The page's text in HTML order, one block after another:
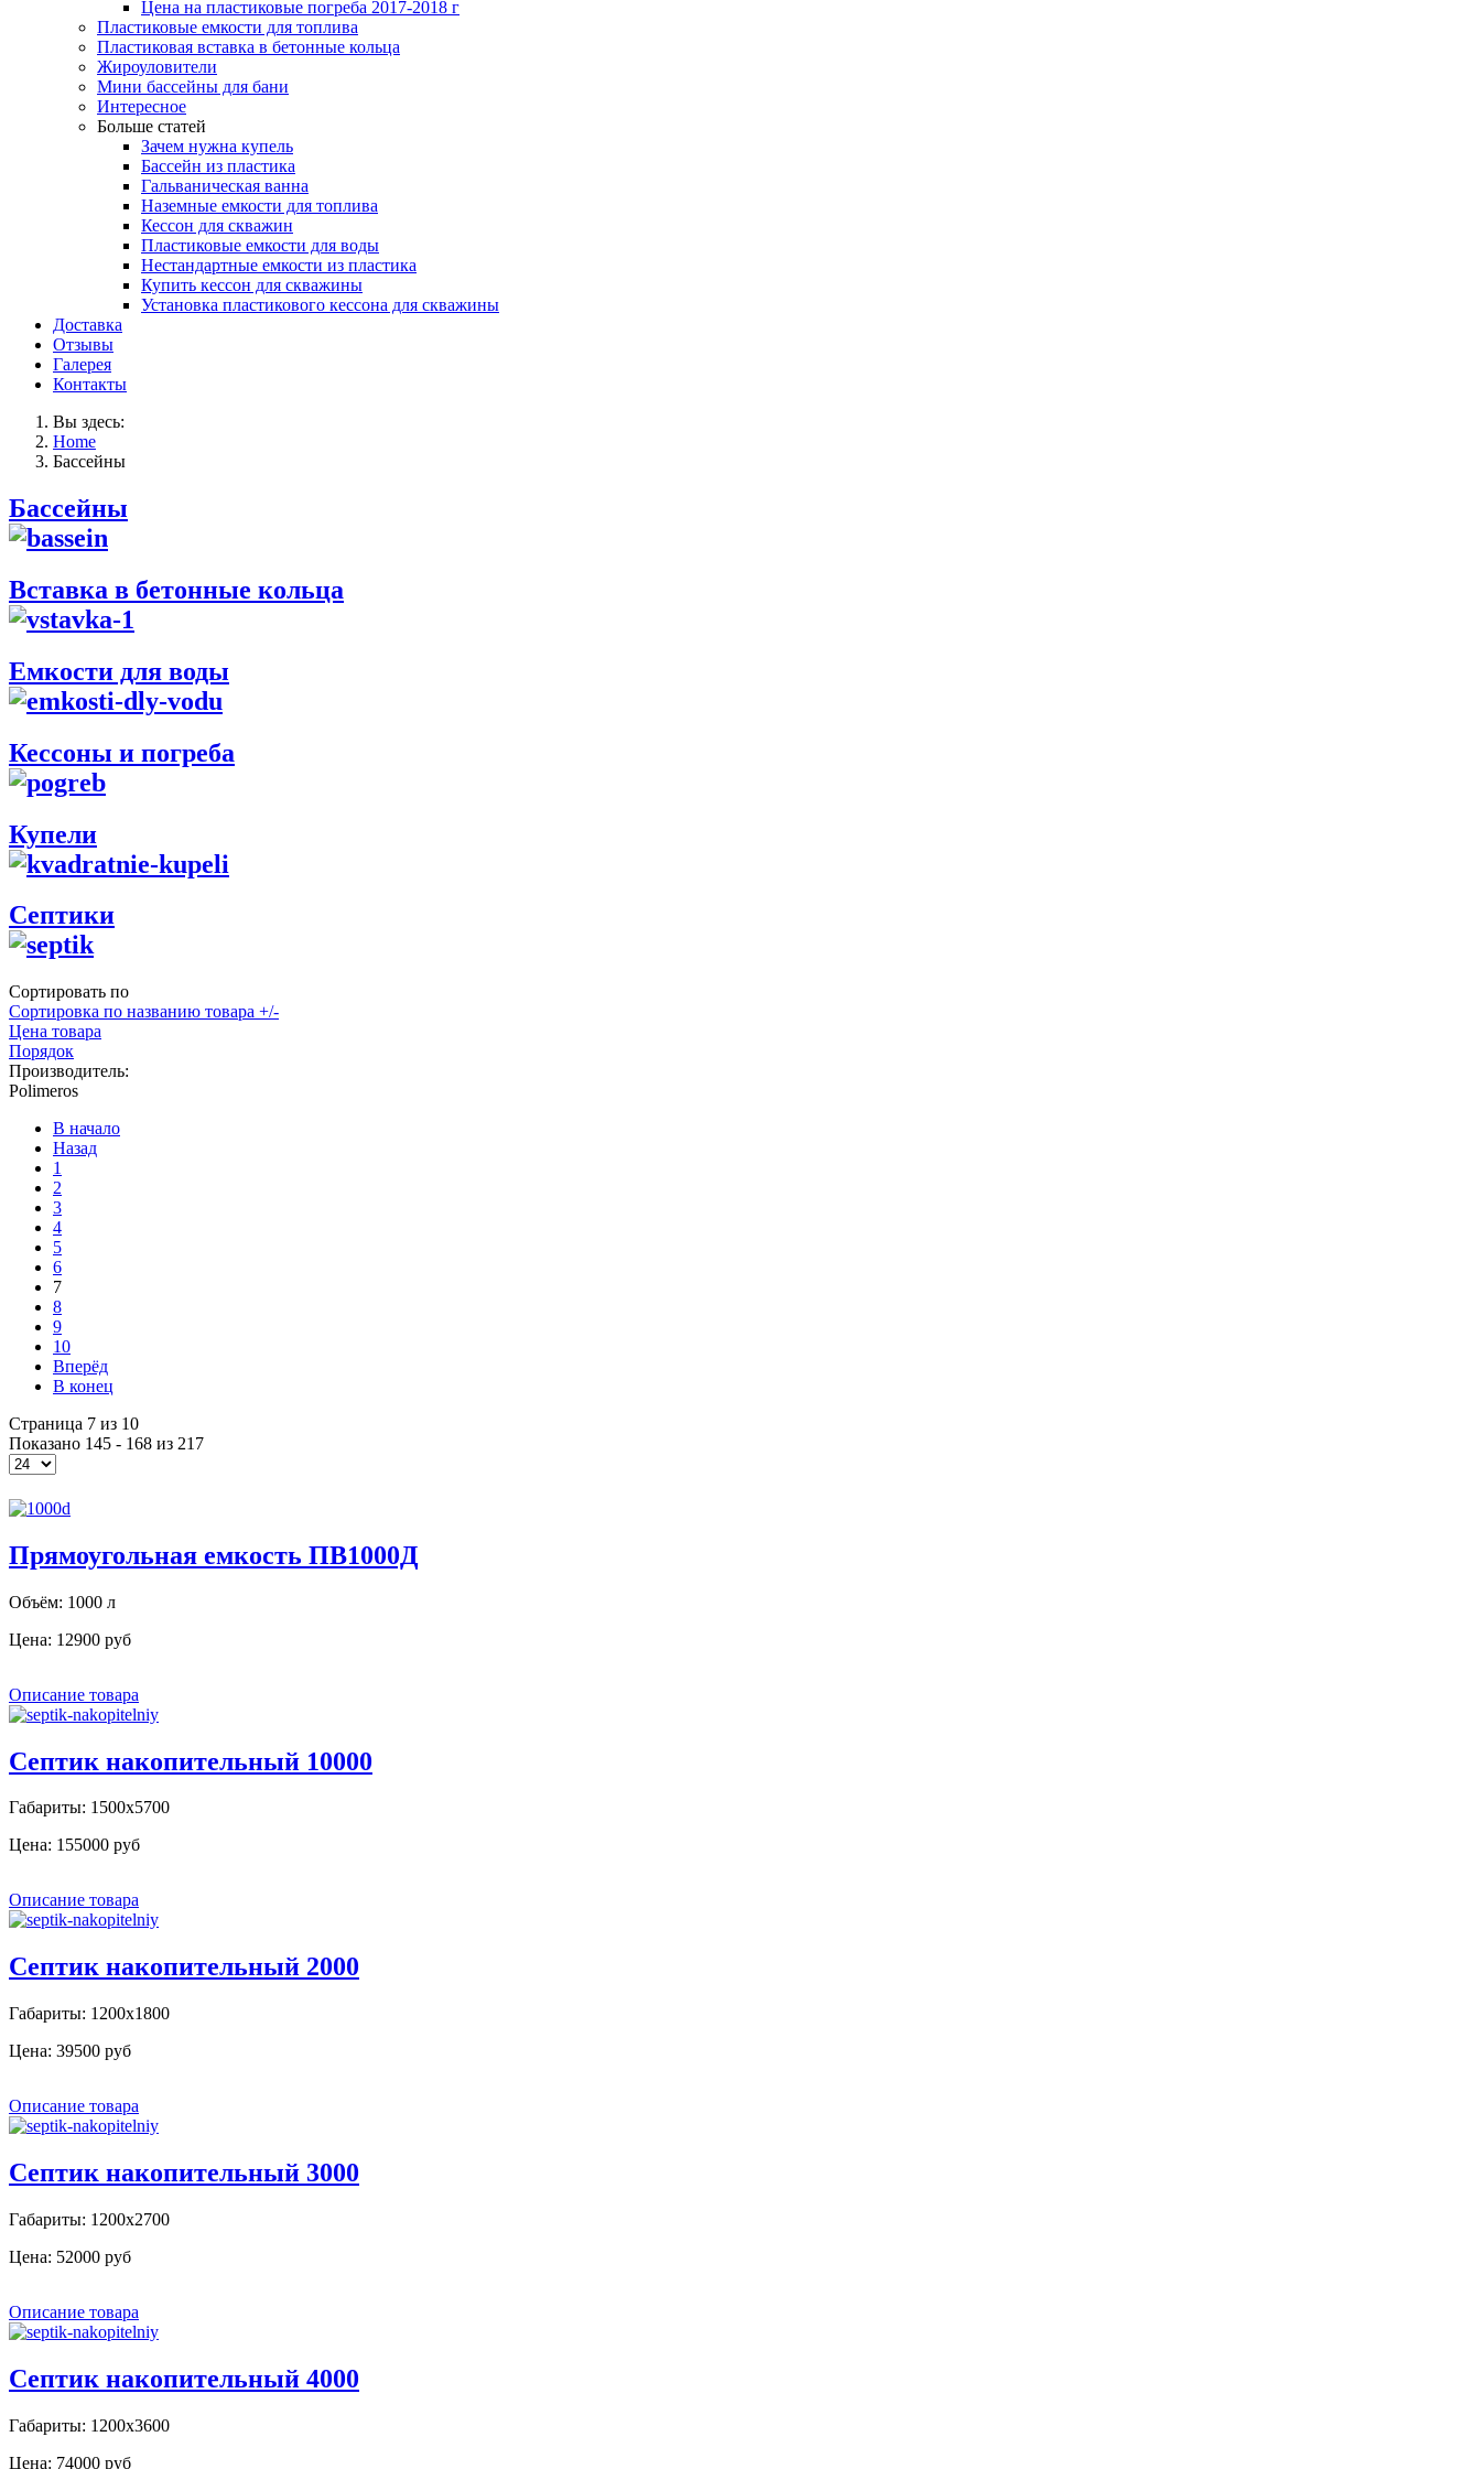
Цена на пластиковые погреба 2017-2018 г
Пластиковые емкости для топлива
Пластиковая вставка в бетонные кольца
Жироуловители
Мини бассейны для бани
Интересное
Больше статей
Зачем нужна купель
Бассейн из пластика
Гальваническая ванна
Наземные емкости для топлива
Кессон для скважин
Пластиковые емкости для воды
Нестандартные емкости из пластика
Купить кессон для скважины
Установка пластикового кессона для скважины
Доставка
Отзывы
Галерея
Контакты
Вы здесь:
Home
Бассейны
Бассейны
Вставка в бетонные кольца
Емкости для воды
Кессоны и погреба
Купели
Септики
Сортировать по
Сортировка по названию товара +/-
Цена товара
Порядок
Производитель:
Polimeros
В начало
Назад
1
2
3
4
5
6
7
8
9
10
Вперёд
В конец
Страница 7 из 10
Показано 145 - 168 из 217
Прямоугольная емкость ПВ1000Д
Объём: 1000 л
Цена: 12900 руб
Описание товара
Септик накопительный 10000
Габариты: 1500х5700
Цена: 155000 руб
Описание товара
Септик накопительный 2000
Габариты: 1200х1800
Цена: 39500 руб
Описание товара
Септик накопительный 3000
Габариты: 1200х2700
Цена: 52000 руб
Описание товара
Септик накопительный 4000
Габариты: 1200х3600
Цена: 74000 руб